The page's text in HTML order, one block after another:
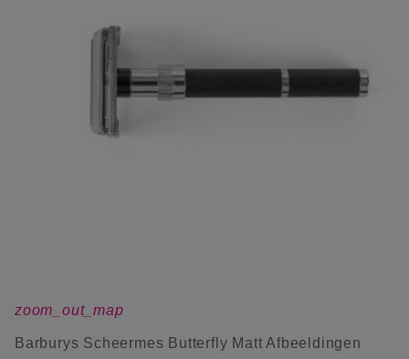
zoom_out_map
Barburys Scheermes Butterfly Matt Afbeeldingen